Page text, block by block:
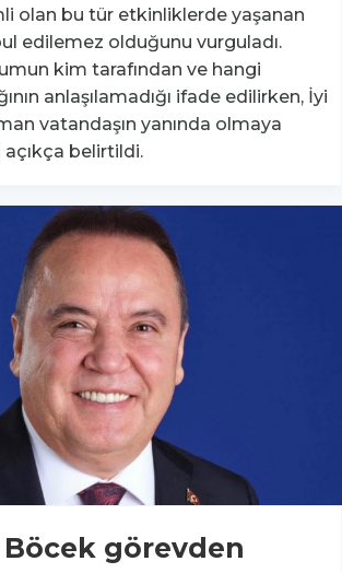
olan bu tür etkinliklerde yaşanan
edilemez olduğunu vurguladı.
kim tarafından ve hangi
anlaşılamadığı ifade edilirken, İyi
vatandaşın yanında olmaya
belirtildi.
görevden